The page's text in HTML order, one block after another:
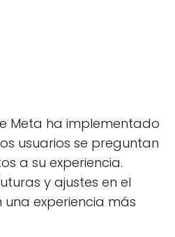
Meta ha implementado
usuarios se preguntan
a su experiencia.
y ajustes en el
experiencia más